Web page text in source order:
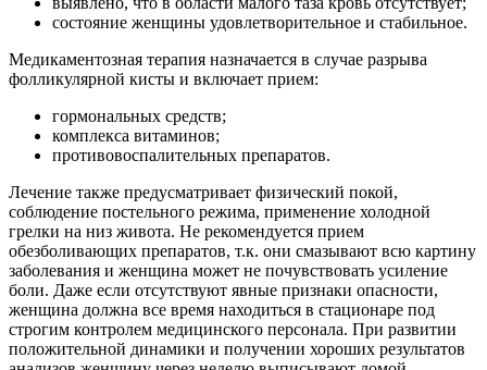
состояние женщины удовлетворительное и стабильное.
Медикаментозная терапия назначается в случае разрыва
фолликулярной кисты и включает прием:
гормональных средств;
комплекса витаминов;
противовоспалительных препаратов.
Лечение также предусматривает физический покой,
соблюдение постельного режима, применение холодной
грелки на низ живота. Не рекомендуется прием
обезболивающих препаратов, т.к. они смазывают всю картину
заболевания и женщина может не почувствовать усиление
боли. Даже если отсутствуют явные признаки опасности,
женщина должна все время находиться в стационаре под
строгим контролем медицинского персонала. При развитии
положительной динамики и получении хороших результатов